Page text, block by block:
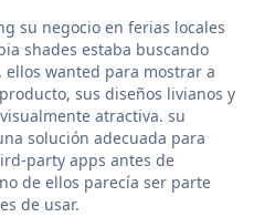
su negocio en ferias locales
shades estaba buscando
wanted para mostrar a
sus diseños livianos y
atractiva. su
solución adecuada para
party apps antes de
de ellos parecía ser parte
de usar.